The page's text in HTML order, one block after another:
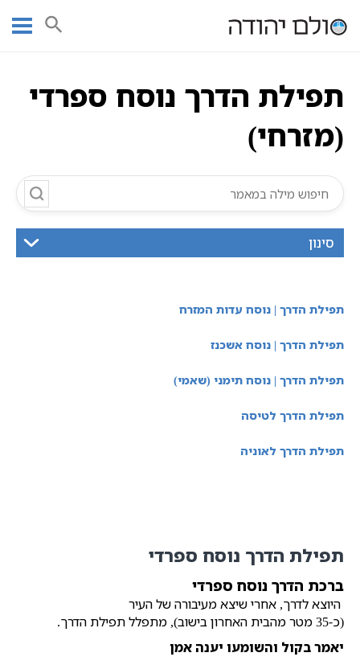
עמוד ראשי אוצר הכתבים
תפילת הדרך נוסח ספרד
תפילת הדרך נוסח ספרדי
(מזרחי)
תפילת הדרך | נוסח עדות המזרח
תפילת הדרך | נוסח אשכנז
תפילת הדרך | נוסח תימני (שאמי)
תפילת הדרך לטיסה
תפילת הדרך לאוניה
תפילת הדרך נוסח ספרדי
ברכת הדרך נוסח ספרדי
היוצא לדרך, אחרי שיצא מעיבורה של העיר
(כ-35 מטר מהבית האחרון בישוב), מתפלל תפילת הדרך.
יאמר בקול והשומעו יענה אמן
סינון